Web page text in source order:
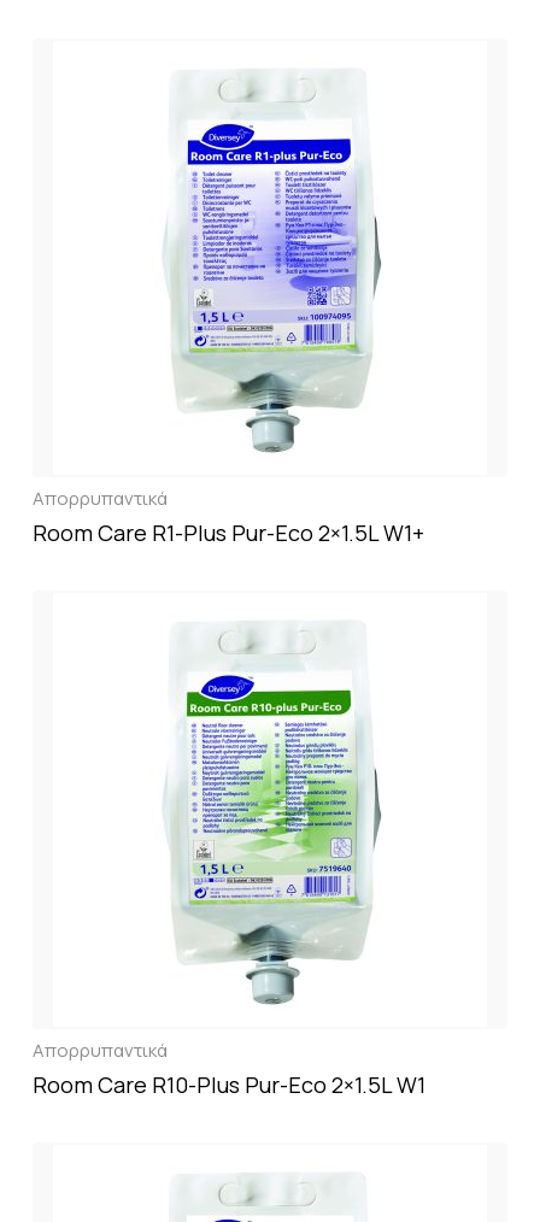
Απορρυπαντικά
Room Care R1-Plus Pur-Eco 2×1.5L W1+
Απορρυπαντικά
Room Care R10-Plus Pur-Eco 2×1.5L W1